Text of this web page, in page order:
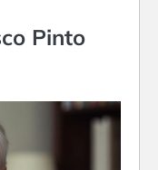
Pinto